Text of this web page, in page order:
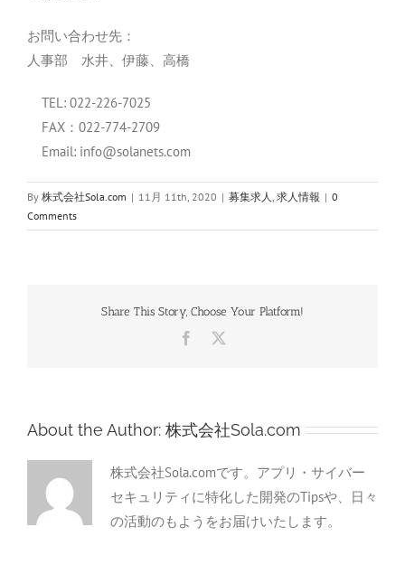
お問い合わせ先：
人事部 水井、伊藤、高橋
TEL: 022-226-7025
FAX：022-774-2709
Email: info@solanets.com
By 株式会社Sola.com | 11月 11th, 2020 | 募集求人, 求人情報 | 0
Comments
Share This Story, Choose Your Platform!
Facebook
About the Author: 株式会社Sola.com
株式会社Sola.comです。アプリ・サイバー
セキュリティに特化した開発のTipsや、日々
の活動のもようをお届けいたします。